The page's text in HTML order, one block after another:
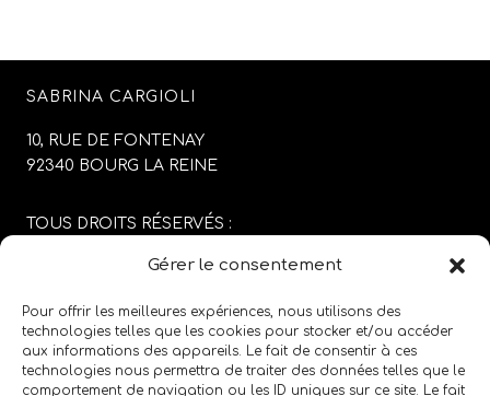
Gérer le consentement
Pour offrir les meilleures expériences, nous utilisons des
technologies telles que les cookies pour stocker et/ou accéder
aux informations des appareils. Le fait de consentir à ces
technologies nous permettra de traiter des données telles que le
comportement de navigation ou les ID uniques sur ce site. Le fait
SABRINA CARGIOLI
10, RUE DE FONTENAY
92340 BOURG LA REINE
TOUS DROITS RÉSERVÉS :
CONCEPTION DU SITE :
MENTIONS LÉGALES/CGV